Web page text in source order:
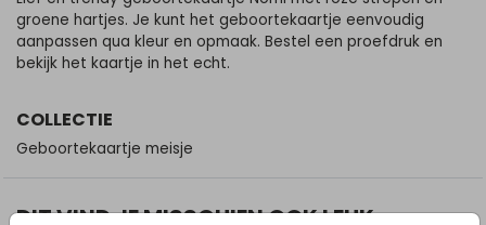
groene hartjes. Je kunt het geboortekaartje eenvoudig
aanpassen qua kleur en opmaak. Bestel een proefdruk en
bekijk het kaartje in het echt.
COLLECTIE
Geboortekaartje meisje
DIT VIND JE MISSCHIEN OOK LEUK